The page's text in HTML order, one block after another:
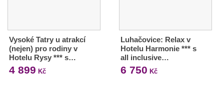
Vysoké Tatry u atrakcí
(nejen) pro rodiny v
Hotelu Rysy *** s…
4 899 Kč
Luhačovice: Relax v
Hotelu Harmonie *** s
all inclusive…
6 750 Kč